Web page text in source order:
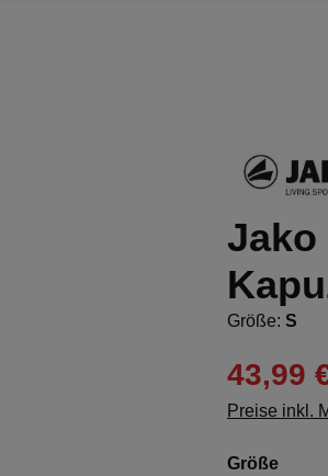
Jako
Größe: S
43,99
Preise inkl.
Größe